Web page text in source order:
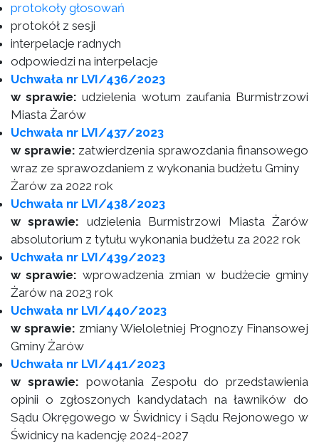
protokoły głosowań
protokół z sesji
interpelacje radnych
odpowiedzi na interpelacje
Uchwała nr LVI/436/2023
w sprawie: udzielenia wotum zaufania Burmistrzowi
Miasta Żarów
Uchwała nr LVI/437/2023
w sprawie: zatwierdzenia sprawozdania finansowego
wraz ze sprawozdaniem z wykonania budżetu Gminy
Żarów za 2022 rok
Uchwała nr LVI/438/2023
w sprawie: udzielenia Burmistrzowi Miasta Żarów
absolutorium z tytułu wykonania budżetu za 2022 rok
Uchwała nr LVI/439/2023
w sprawie: wprowadzenia zmian w budżecie gminy
Żarów na 2023 rok
Uchwała nr LVI/440/2023
w sprawie: zmiany Wieloletniej Prognozy Finansowej
Gminy Żarów
Uchwała nr LVI/441/2023
w sprawie: powołania Zespołu do przedstawienia
opinii o zgłoszonych kandydatach na ławników do
Sądu Okręgowego w Świdnicy i Sądu Rejonowego w
Świdnicy na kadencję 2024-2027